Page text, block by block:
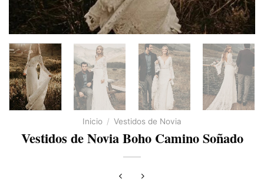
Inicio / Vestidos de Novia
Vestidos de Novia Boho Camino Soñado